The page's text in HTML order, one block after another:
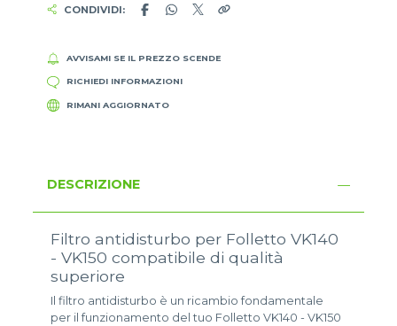
CONDIVIDI:
AVVISAMI SE IL PREZZO SCENDE
RICHIEDI INFORMAZIONI
RIMANI AGGIORNATO
DESCRIZIONE
Filtro antidisturbo per Folletto VK140
- VK150 compatibile di qualità
superiore
Il filtro antidisturbo è un ricambio fondamentale
per il funzionamento del tuo Folletto VK140 - VK150